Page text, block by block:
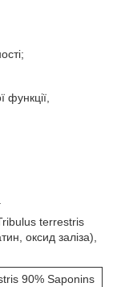
Tribulus terrestris
оксид заліза),
90% Saponins